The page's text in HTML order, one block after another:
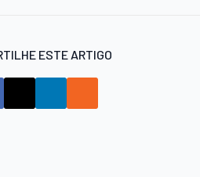
ESTE ARTIGO